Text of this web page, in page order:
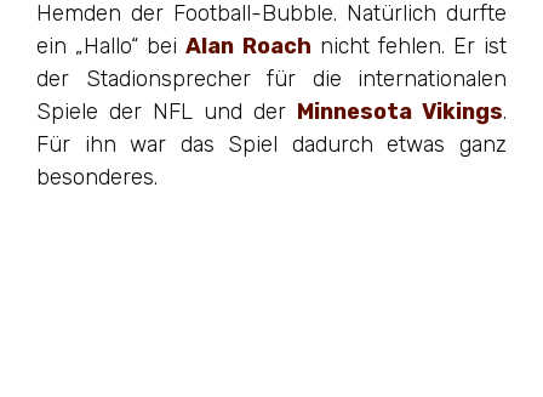
Hemden der Football-Bubble. Natürlich durfte
ein „Hallo“ beiAlan Roach nicht fehlen. Er ist
der Stadionsprecher für die internationalen
Spiele der NFL und der Minnesota Vikings.
Für ihn war das Spiel dadurch etwas ganz
besonderes.